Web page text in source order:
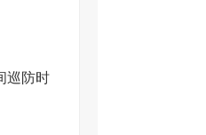
巡防时